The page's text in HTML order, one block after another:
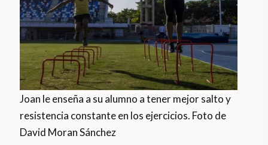
Joan le enseña a su alumno a tener mejor salto y
resistencia constante en los ejercicios. Foto de
David Moran Sánchez